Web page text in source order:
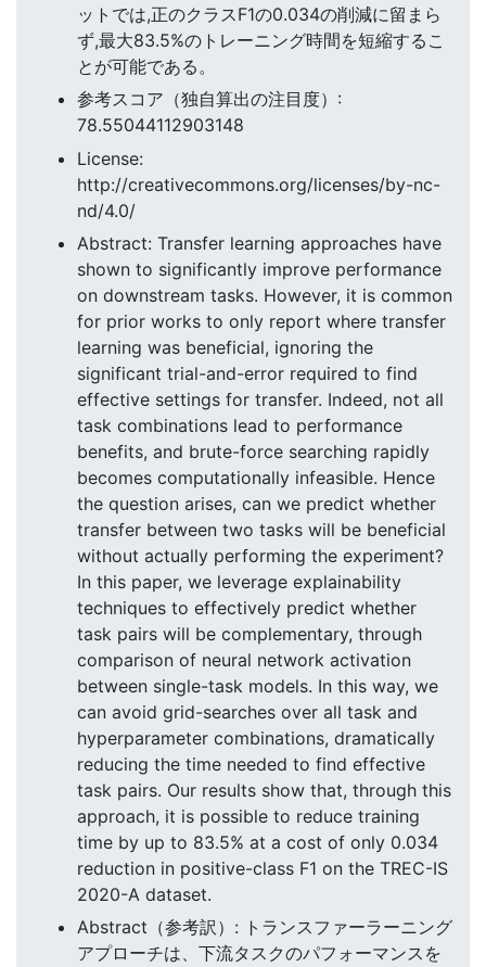
ットでは,正のクラスF1の0.034の削減に留まら
ず,最大83.5%のトレーニング時間を短縮するこ
とが可能である。
参考スコア（独自算出の注目度）:
78.55044112903148
License:
http://creativecommons.org/licenses/by-nc-
nd/4.0/
Abstract: Transfer learning approaches have
shown to significantly improve performance
on downstream tasks. However, it is common
for prior works to only report where transfer
learning was beneficial, ignoring the
significant trial-and-error required to find
effective settings for transfer. Indeed, not all
task combinations lead to performance
benefits, and brute-force searching rapidly
becomes computationally infeasible. Hence
the question arises, can we predict whether
transfer between two tasks will be beneficial
without actually performing the experiment?
In this paper, we leverage explainability
techniques to effectively predict whether
task pairs will be complementary, through
comparison of neural network activation
between single-task models. In this way, we
can avoid grid-searches over all task and
hyperparameter combinations, dramatically
reducing the time needed to find effective
task pairs. Our results show that, through this
approach, it is possible to reduce training
time by up to 83.5% at a cost of only 0.034
reduction in positive-class F1 on the TREC-IS
2020-A dataset.
Abstract（参考訳）: トランスファーラーニング
アプローチは、下流タスクのパフォーマンスを